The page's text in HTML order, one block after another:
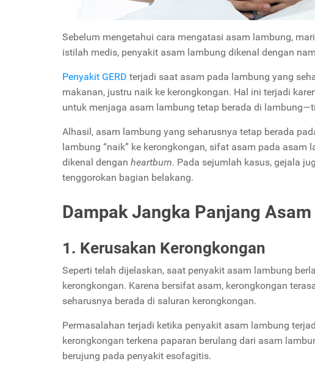
Sebelum mengetahui cara mengatasi asam lambung,
istilah medis, penyakit asam lambung dikenal dengan
Penyakit GERD terjadi saat asam pada lambung yang
makanan, justru naik ke kerongkongan. Hal ini terjadi
untuk menjaga asam lambung tetap berada di
Alhasil, asam lambung yang seharusnya tetap berada
lambung “naik” ke kerongkongan, sifat asam pada
dikenal dengan heartburn. Pada sejumlah kasus, gejala
tenggorokan bagian belakang.
Dampak Jangka Panjang
1. Kerusakan Kerongkongan
Seperti telah dijelaskan, saat penyakit asam lambung
kerongkongan. Karena bersifat asam, kerongkongan
seharusnya berada di saluran kerongkongan.
Permasalahan terjadi ketika penyakit asam lambung
kerongkongan terkena paparan berulang dari asam
berujung pada penyakit esofagitis.